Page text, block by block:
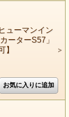
ューマンイン
ーターS57」
】